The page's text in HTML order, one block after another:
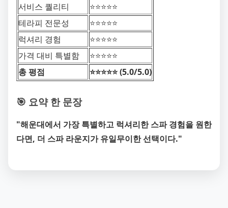
서비스 퀄리티
⭐️⭐️⭐️⭐️⭐️
테라피 전문성
⭐️⭐️⭐️⭐️⭐️
럭셔리 경험
⭐️⭐️⭐️⭐️⭐️
가격 대비 특별함
⭐️⭐️⭐️⭐️⭐️
총 평점
⭐️⭐️⭐️⭐️⭐️ (5.0/5.0)
🎯 요약 한 문장
"해운대에서 가장 특별하고 럭셔리한 스파 경험을 원한
다면, 더 스파 라운지가 유일무이한 선택이다."